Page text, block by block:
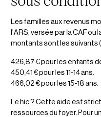
Les familles aux revenus
l'ARS, versée par la CAF ou
montants sont les suivants
426,87 € pour les enfants de
450,41 € pour les 11-14 ans.
466,02 € pour les 15-18 ans.
Le hic ? Cette aide est
ressources du foyer. Pour